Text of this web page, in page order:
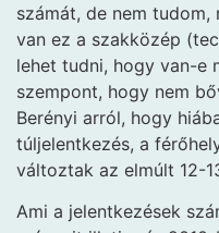
számát, de nem
van ez a szakközép
lehet tudni, hogy van-e
szempont, hogy nem
Berényi arról, hogy
túljelentkezés, a
változtak az elmúlt 12-
Ami a jelentkezések